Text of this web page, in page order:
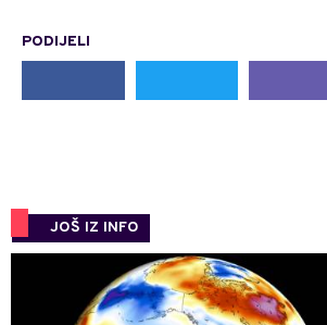
PODIJELI
JOŠ IZ INFO